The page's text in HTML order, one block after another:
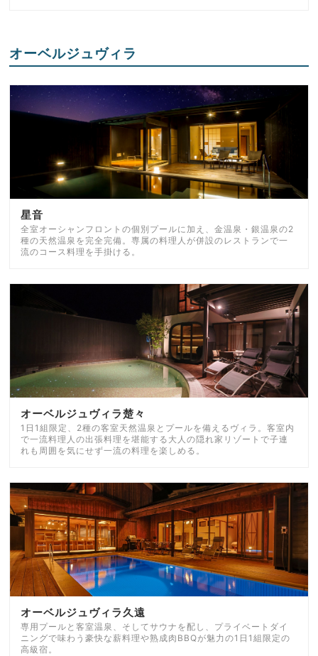
オーベルジュヴィラ
星音
全室オーシャンフロントの個別プールに加え、金温泉・銀温泉の2
種の天然温泉を完全完備。専属の料理人が併設のレストランで一
流のコース料理を手掛ける。
オーベルジュヴィラ楚々
1日1組限定、2種の客室天然温泉とプールを備えるヴィラ。客室内
で一流料理人の出張料理を堪能する大人の隠れ家リゾートで子連
れも周囲を気にせず一流の料理を楽しめる。
オーベルジュヴィラ久遠
専用プールと客室温泉、そしてサウナを配し、プライベートダイ
ニングで味わう豪快な薪料理や熟成肉BBQが魅力の1日1組限定の
高級宿。